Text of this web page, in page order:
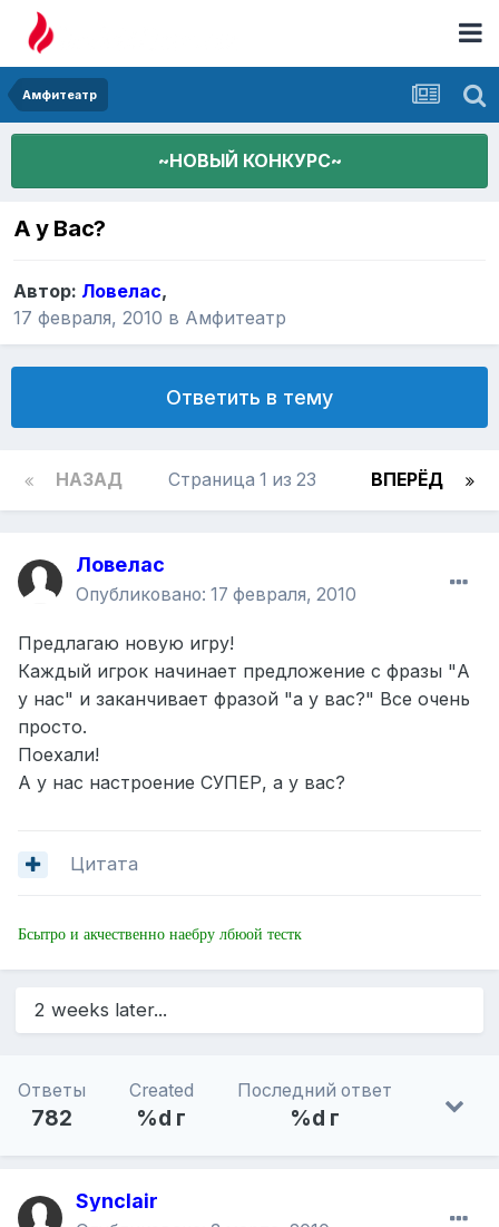
Амфитеатр
~НОВЫЙ КОНКУРС~
А у Вас?
Автор: Ловелас,
17 февраля, 2010 в Амфитеатр
Ответить в тему
НАЗАД ВПЕРЁД
Страница 1 из 23
Ловелас
Опубликовано: 17 февраля, 2010
Предлагаю новую игру!
Каждый игрок начинает предложение с фразы "А
у нас" и заканчивает фразой "а у вас?" Все очень
просто.
Поехали!
А у нас настроение СУПЕР, а у вас?
Цитата
Бсытро и акчественно наебру лбюой тестк
2 weeks later...
Ответы
782
Created
%d г
Последний ответ
%d г
Synclair